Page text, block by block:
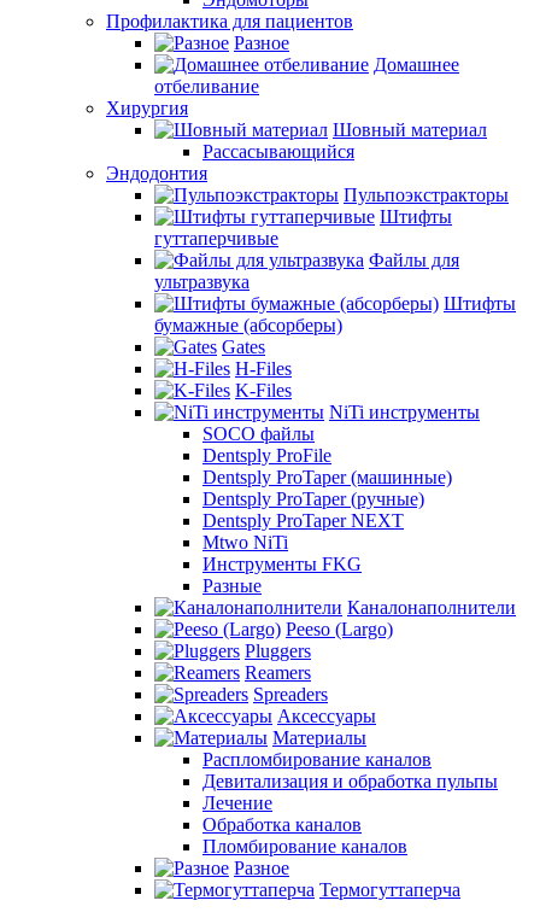
Профилактика для пациентов
Разное
Домашнее
отбеливание
Хирургия
Шовный материал
Рассасывающийся
Эндодонтия
Пульпоэкстракторы
Штифты
гуттаперчивые
Файлы для
ультразвука
Штифты
бумажные (абсорберы)
Gates
H-Files
K-Files
NiTi инструменты
SOCO файлы
Dentsply ProFile
Dentsply ProTaper (машинные)
Dentsply ProTaper (ручные)
Dentsply ProTaper NEXT
Mtwo NiTi
Инструменты FKG
Разные
Каналонаполнители
Peeso (Largo)
Pluggers
Reamers
Spreaders
Аксессуары
Материалы
Распломбирование каналов
Девитализация и обработка пульпы
Лечение
Обработка каналов
Пломбирование каналов
Разное
Термогуттаперча